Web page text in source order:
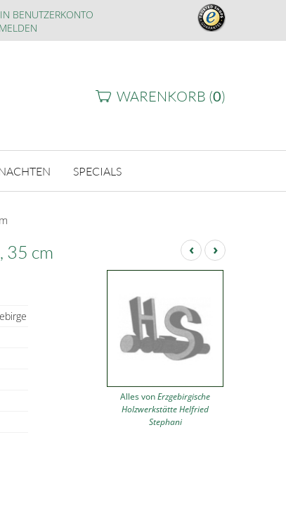
BENUTZERKONTO
WARENKORB (0)
SPECIALS
‹ ›
35 cm
Alles vonErzgebirgische
Holzwerkstätte Helfried
Stephani